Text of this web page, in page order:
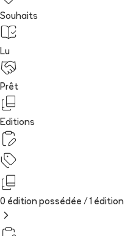
Souhaits
Lu
Prêt
Editions
0 édition possédée / 1 édition